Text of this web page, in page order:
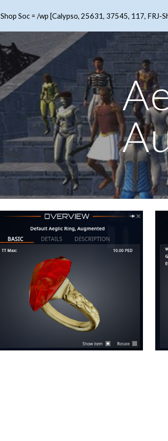
Skip to main content
Shop Soc = /wp [Calypso, 25631, 37545, 117, FRJ-